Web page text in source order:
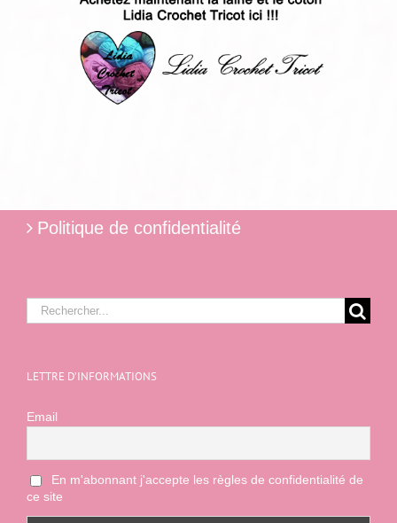
Politique de confidentialité
Rechercher:
LETTRE D’INFORMATIONS
Email
En m'abonnant j'accepte les règles de confidentialité de
ce site